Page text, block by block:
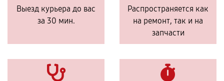
Выезд курьера до вас
за 30 мин.
Распространяется как
на ремонт, так и на
запчасти